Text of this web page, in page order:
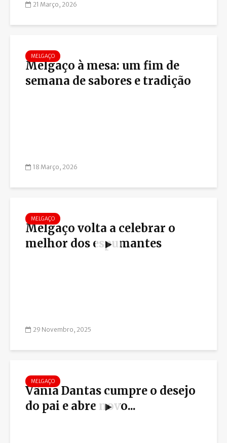
21 Março, 2026
MELGAÇO
Melgaço à mesa: um fim de
semana de sabores e tradição
18 Março, 2026
MELGAÇO
Melgaço volta a celebrar o
melhor dos espumantes
29 Novembro, 2025
MELGAÇO
Vânia Dantas cumpre o desejo
do pai e abre novo...